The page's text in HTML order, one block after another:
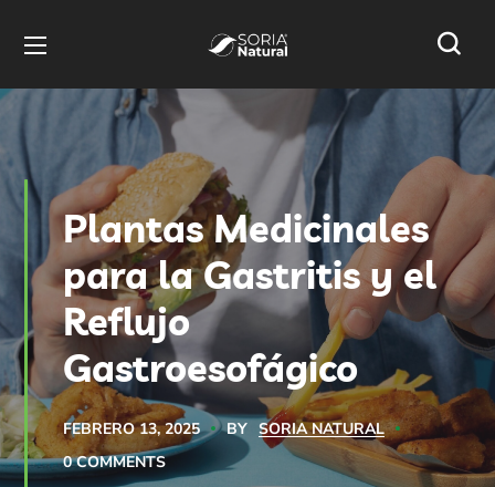
Plantas Medicinales
para la Gastritis y el
Reflujo
Gastroesofágico
FEBRERO 13, 2025 BY SORIA NATURAL
0 COMMENTS